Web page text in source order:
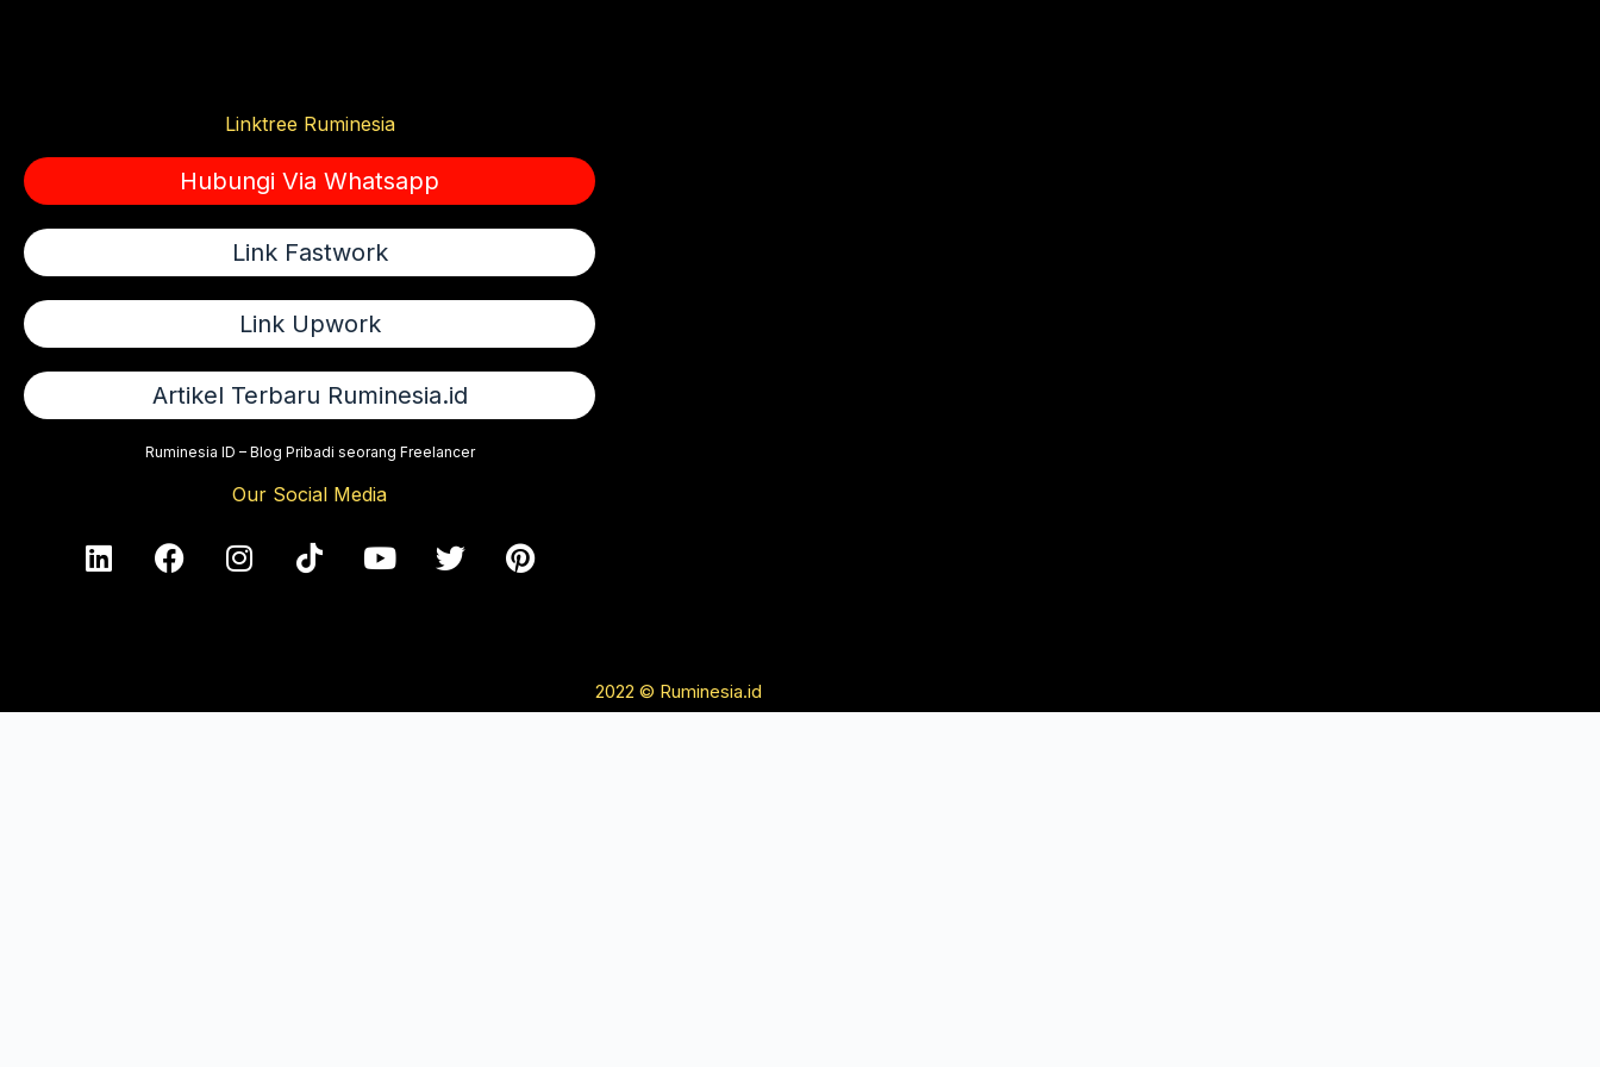
Linktree Ruminesia
Hubungi Via Whatsapp
Link Fastwork
Link Upwork
Artikel Terbaru Ruminesia.id
Ruminesia ID – Blog Pribadi seorang Freelancer
Our Social Media
2022 © Ruminesia.id